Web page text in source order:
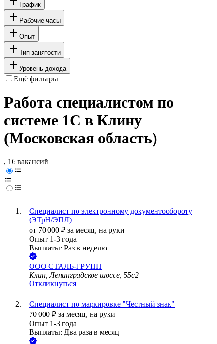
График
Рабочие часы
Опыт
Тип занятости
Уровень дохода
Ещё фильтры
Работа специалистом по
системе 1С в Клину
(Московская область)
, 16 вакансий
Специалист по электронному документообороту
(ЭТрН/ЭПЛ)
от 70 000 ₽ за месяц, на руки
Опыт 1-3 года
Выплаты: Раз в неделю
ООО СТАЛЬ-ГРУПП
Клин, Ленинградское шоссе, 55с2
Откликнуться
Специалист по маркировке "Честный знак"
70 000 ₽ за месяц, на руки
Опыт 1-3 года
Выплаты: Два раза в месяц